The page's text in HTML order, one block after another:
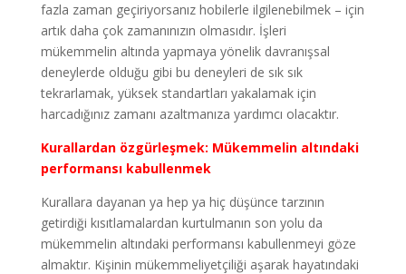
fazla zaman geçiriyorsanız hobilerle ilgilenebilmek – için
artık daha çok zamanınızın olmasıdır. İşleri
mükemmelin altında yapmaya yönelik davranışsal
deneylerde olduğu gibi bu deneyleri de sık sık
tekrarlamak, yüksek standartları yakalamak için
harcadığınız zamanı azaltmanıza yardımcı olacaktır.
Kurallardan özgürleşmek: Mükemmelin altındaki
performansı kabullenmek
Kurallara dayanan ya hep ya hiç düşünce tarzının
getirdiği kısıtlamalardan kurtulmanın son yolu da
mükemmelin altındaki performansı kabullenmeyi göze
almaktır. Kişinin mükemmeliyetçiliği aşarak hayatındaki